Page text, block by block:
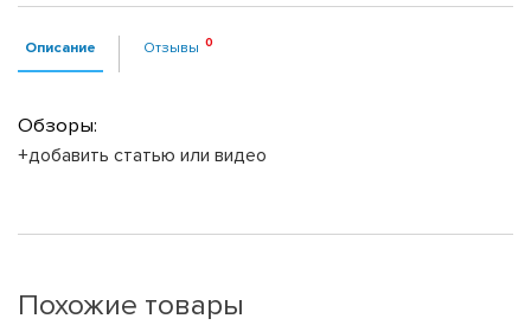
Описание Отзывы
Обзоры:
+добавить статью или видео
Похожие товары